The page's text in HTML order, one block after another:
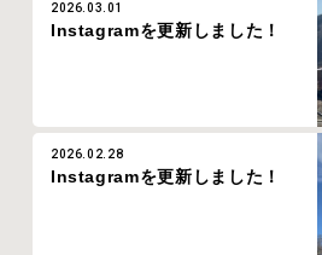
2026.03.01
Instagramを更新しました！
2026.02.28
Instagramを更新しました！